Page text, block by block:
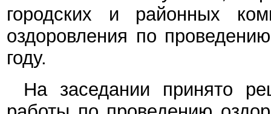
городских и районных
оздоровления по
году.
На заседании принято